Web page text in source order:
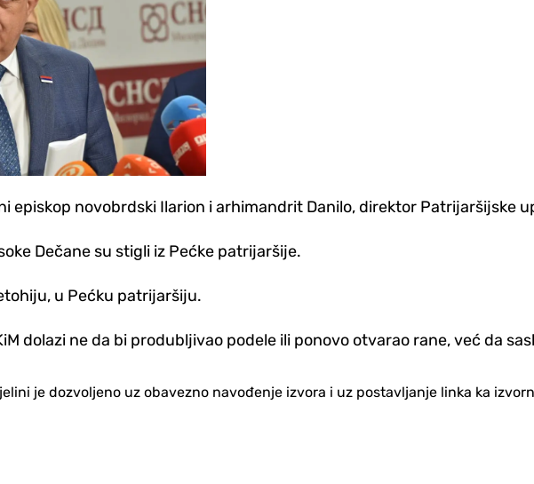
episkop novobrdski Ilarion i arhimandrit Danilo, direktor Patrijaršijske
Dečane su stigli iz Pećke patrijaršije.
u Pećku patrijaršiju.
dolazi ne da bi produbljivao podele ili ponovo otvarao rane, već da
je dozvoljeno uz obavezno navođenje izvora i uz postavljanje linka ka